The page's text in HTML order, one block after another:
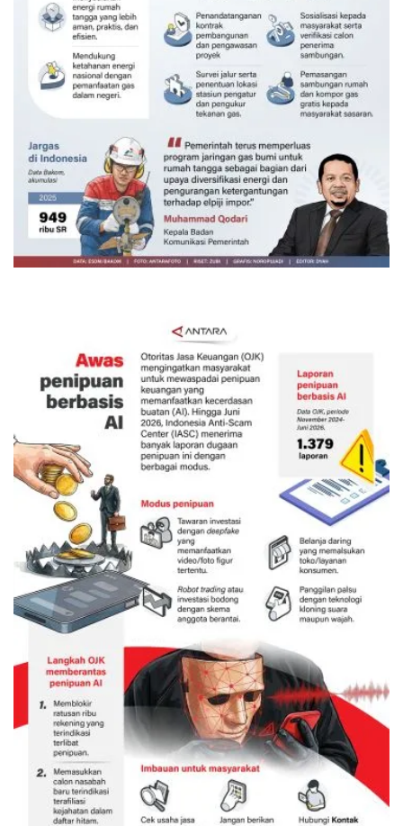
160 ribu sambungan baru jaringan
gas 2026
Kemarin 18:00